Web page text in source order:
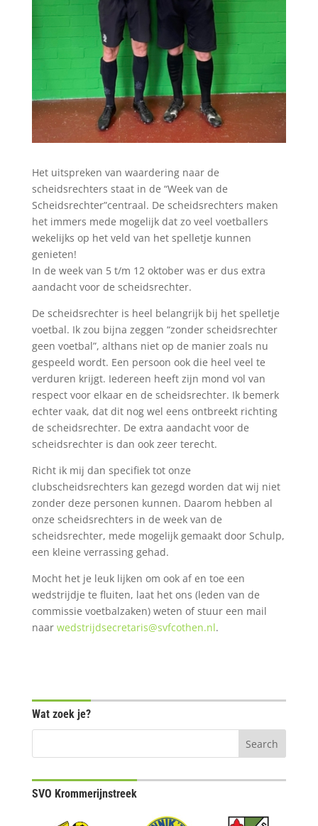
Het uitspreken van waardering naar de
scheidsrechters staat in de “Week van de
Scheidsrechter”centraal. De scheidsrechters maken
het immers mede mogelijk dat zo veel voetballers
wekelijks op het veld van het spelletje kunnen
genieten!
In de week van 5 t/m 12oktober was erdus extra
aandacht voor de scheidsrechter.
De scheidsrechter is heel belangrijk bij het spelletje
voetbal. Ik zou bijna zeggen “zonder scheidsrechter
geen voetbal”, althans niet op de manier zoals nu
gespeeld wordt. Een persoon ook die heel veel te
verduren krijgt. Iedereen heeft zijn mond vol van
respect voor elkaar en de scheidsrechter. Ik bemerk
echter vaak, dat dit nog wel eens ontbreekt richting
de scheidsrechter. De extra aandacht voor de
scheidsrechteris dan ook zeer terecht.
Richt ik mij dan specifiek tot onze
clubscheidsrechters kan gezegd worden dat wij niet
zonder deze personen kunnen. Daarom hebben al
onze scheidsrechters in de week van de
scheidsrechter, mede mogelijk gemaakt door Schulp,
een kleine verrassing gehad.
Mocht het je leuk lijken om ook af en toe een
wedstrijdje te fluiten, laat het ons (leden van de
commissie voetbalzaken) weten of stuur een mail
naar wedstrijdsecretaris@svfcothen.nl.
Wat zoek je?
SVO Krommerijnstreek